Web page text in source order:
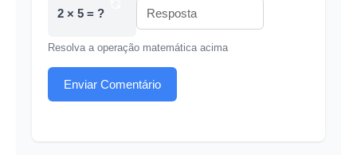
2 × 5 = ?
Resolva a operação matemática acima
Enviar Comentário